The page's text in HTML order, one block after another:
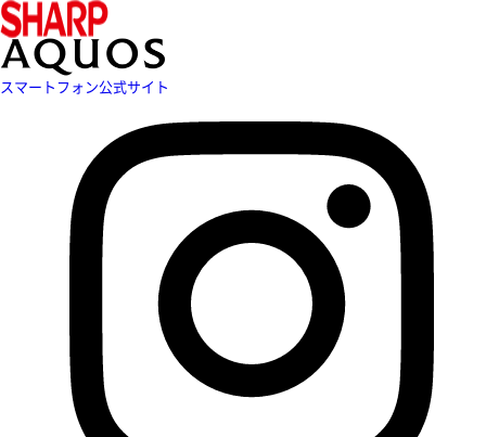
スマートフォン公式サイト